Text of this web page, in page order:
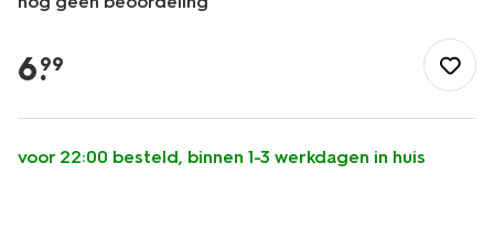
tafelen/servies/borden/gebaksbordje-
16cm-
aardewerk-
gebroken-
wit-
6.
99
voor 22:00 besteld, binnen 1-3 werkdagen in huis